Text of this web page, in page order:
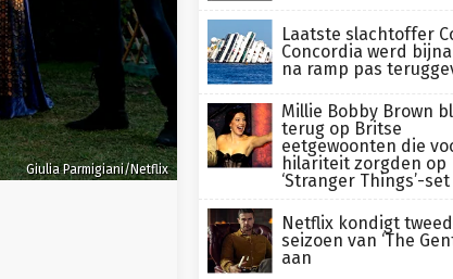
Giulia Parmigiani/Netflix
Laatste slachtoffer
Concordia werd
na ramp pas
Millie Bobby Brown
terug op Britse
eetgewoonten die
hilariteit zorgden op
‘Stranger Things’-set
Netflix kondigt
seizoen van ‘The
aan